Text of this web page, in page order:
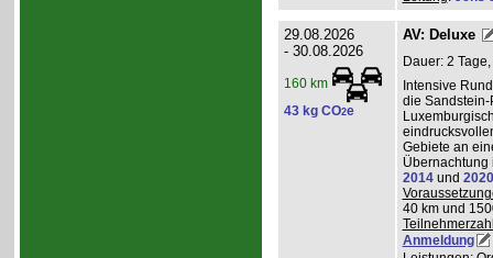
29.08.2026
- 30.08.2026
160 km
43 kg CO2e
AV: Deluxe
Dauer: 2
Intensive
die
Gebiete an
Übernachtung
2014und 2020
40 km und
Anmeldung